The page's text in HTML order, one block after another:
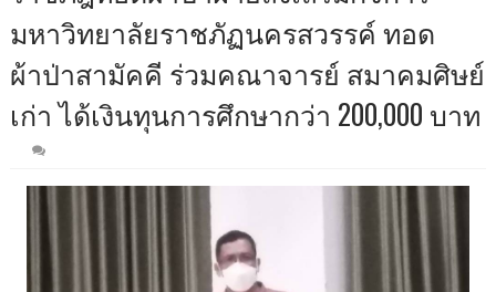
มหาวิทยาลัยราชภัฏนครสวรรค์ ทอด
ผ้าป่าสามัคคี ร่วมคณาจารย์ สมาคมศิษย์
เก่า ได้เงินทุนการศึกษากว่า 200,000 บาท